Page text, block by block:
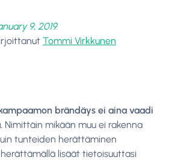
9, 2019
Tommi Virkkunen
brändäys ei aina vaadi
Nimittäin mikään muu ei rakenna
tunteiden herättäminen
lisäät tietoisuuttasi